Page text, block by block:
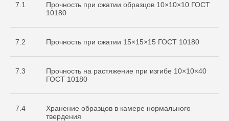
7.1
Прочность при сжатии образцов 10×10×10 ГОСТ
10180
7.2 Прочность при сжатии 15×15×15 ГОСТ 10180
7.3
Прочность на растяжение при изгибе 10×10×40
ГОСТ 10180
7.4
Хранение образцов в камере нормального
твердения